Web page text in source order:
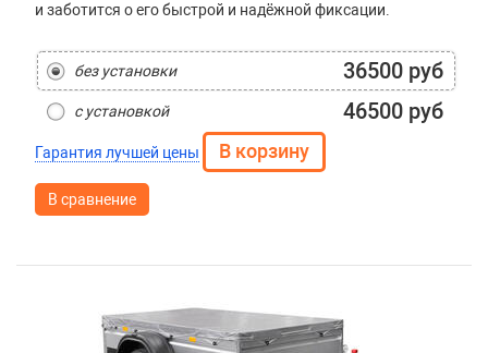
и заботится о его быстрой и надёжной фиксации.
без установки 36500 руб
с установкой 46500 руб
Гарантия лучшей цены
В сравнение